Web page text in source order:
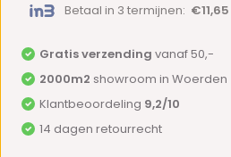
Betaal in 3 termijnen:
Gratis verzending vanaf 50,-
2000m2 showroom in Woerden
Klantbeoordeling 9,2/10
14 dagen retourrecht